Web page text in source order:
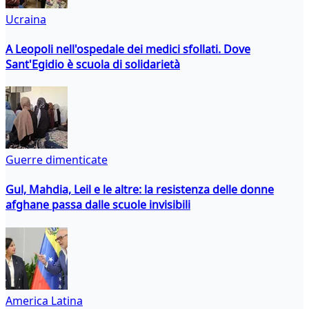
Ucraina
A Leopoli nell'ospedale dei medici sfollati. Dove
Sant'Egidio è scuola di solidarietà
Guerre dimenticate
Gul, Mahdia, Leil e le altre: la resistenza delle donne
afghane passa dalle scuole invisibili
America Latina